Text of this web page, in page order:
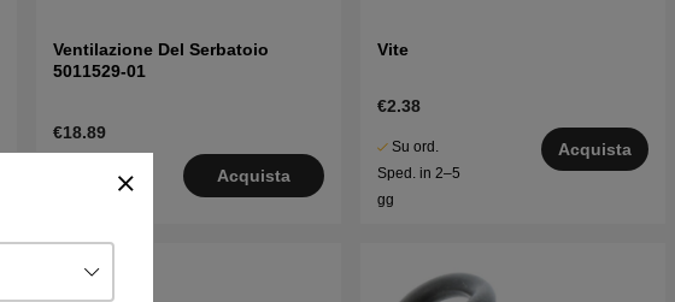
Ventilazione Del Serbatoio
5011529-01
€18.89
Disponibile
Acquista
Vite
€2.38
Su ord.
Sped. in 2–5
gg
Acquista